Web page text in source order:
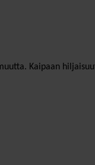
Kaipaan